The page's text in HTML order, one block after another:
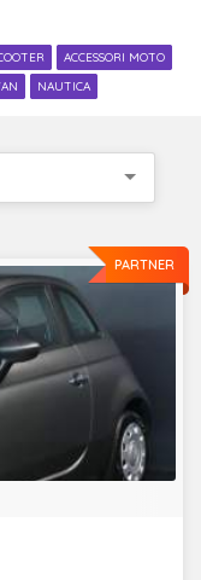
ACCESSORI MOTO
NAUTICA
PARTNER